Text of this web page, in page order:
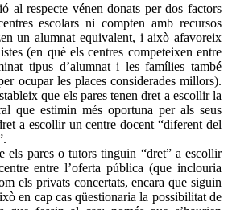
al respecte vénen donats per dos factors
escolars ni compten amb recursos
un alumnat equivalent, i això afavoreix
(en què els centres competeixen entre
tipus d’alumnat i les famílies també
ocupar les places considerades millors).
que els pares tenen dret a escollir la
que estimin més oportuna per als seus
a escollir un centre docent “diferent del
els pares o tutors tinguin “dret” a escollir
entre l’oferta pública (que inclouria
els privats concertats, encara que siguin
en cap cas qüestionaria la possibilitat de